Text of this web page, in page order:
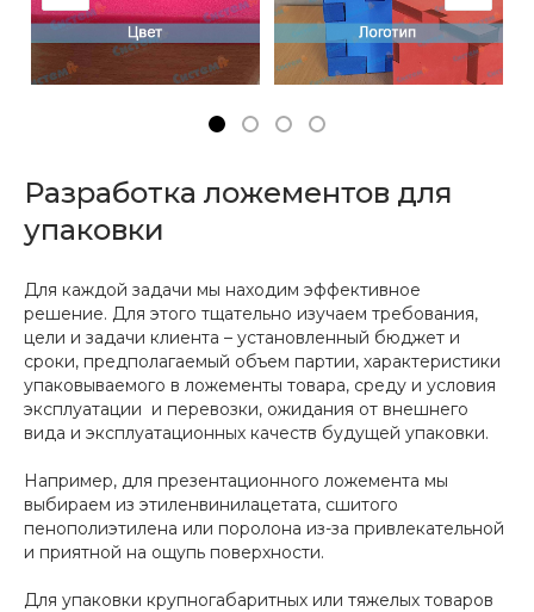
Разработка ложементов для
упаковки
Для каждой задачи мы находим эффективное
решение. Для этого тщательно изучаем требования,
цели и задачи клиента – установленный бюджет и
сроки, предполагаемый объем партии, характеристики
упаковываемого в ложементы товара, среду и условия
эксплуатации и перевозки, ожидания от внешнего
вида и эксплуатационных качеств будущей упаковки.
Например, для презентационного ложемента мы
выбираем из этиленвинилацетата, сшитого
пенополиэтилена или поролона из-за привлекательной
и приятной на ощупь поверхности.
Для упаковки крупногабаритных или тяжелых товаров